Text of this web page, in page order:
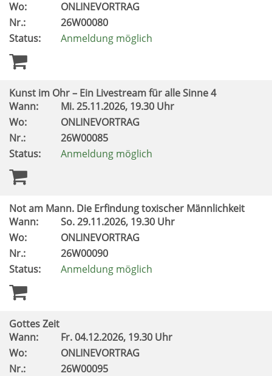
Wo:
ONLINEVORTRAG
Nr.:
26W00080
Status:
Anmeldung möglich
Kunst im Ohr – Ein Livestream für alle Sinne 4
Wann:
Mi.25.11.2026, 19.30 Uhr
Wo:
ONLINEVORTRAG
Nr.:
26W00085
Status:
Anmeldung möglich
Not am Mann. Die Erfindung toxischer Männlichkeit
Wann:
So.29.11.2026, 19.30 Uhr
Wo:
ONLINEVORTRAG
Nr.:
26W00090
Status:
Anmeldung möglich
Gottes Zeit
Wann:
Fr.04.12.2026, 19.30 Uhr
Wo:
ONLINEVORTRAG
Nr.:
26W00095